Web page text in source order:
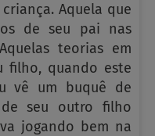
Aquela que
de seu pai nas
teorias em
filho, quando este
vê um buquê de
seu outro filho
jogando bem na